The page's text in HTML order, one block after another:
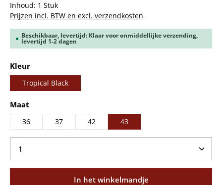
Inhoud: 1 Stuk
Prijzen incl. BTW en excl. verzendkosten
Beschikbaar, levertijd: Klaar voor onmiddellijke verzending,
levertijd 1-2 dagen
Selecteer
Kleur
Tropical Black
Selecteer
Maat
36 37 42 43
Producthoeveelheid: Voer de gewenste
In het winkelmandje